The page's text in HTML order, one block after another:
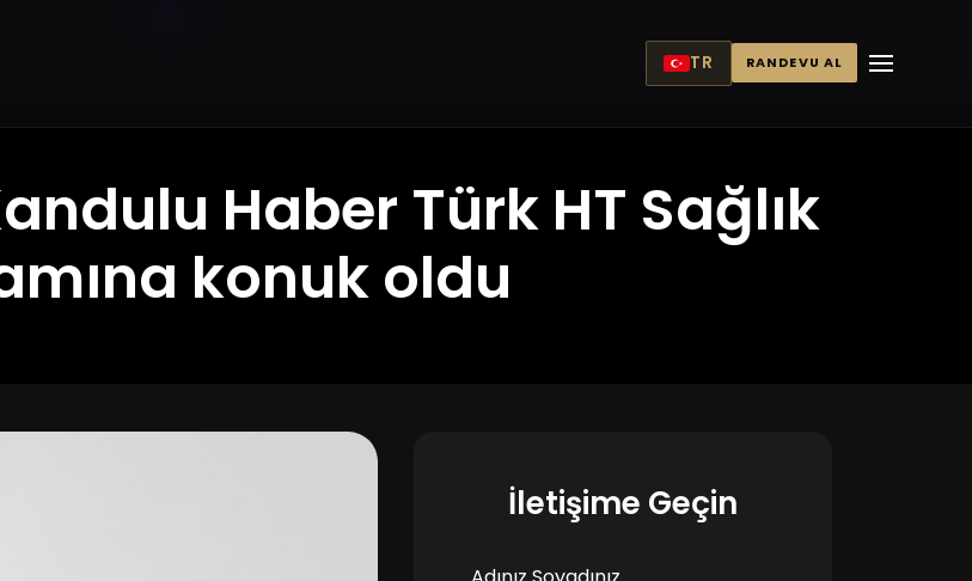
TR RANDEVU AL
Haber Türk HT Sağlık
konuk oldu
İletişime Geçin